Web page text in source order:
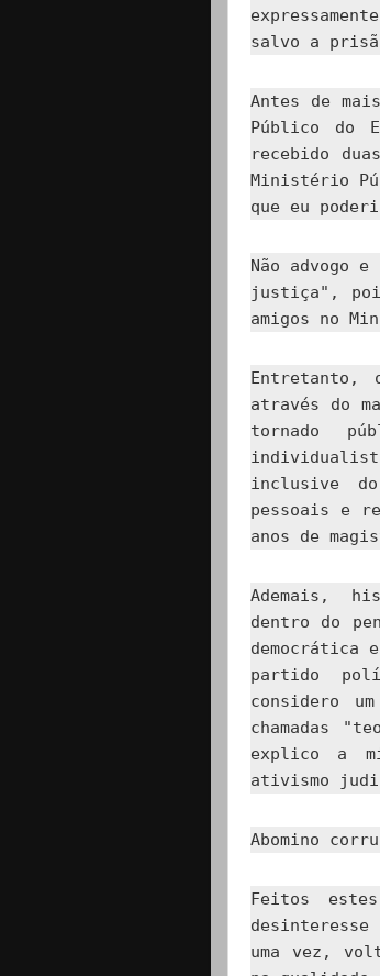
salvo a
Antes de
Público do
recebido
Ministério
que eu
Não advogo
justiça",
amigos no
Entretanto,
através do
tornado
inclusive
pessoais e
anos de
Ademais,
dentro do
democrática
partido
considero
chamadas
explico a
ativismo
Abomino
Feitos
desinteresse
uma vez,